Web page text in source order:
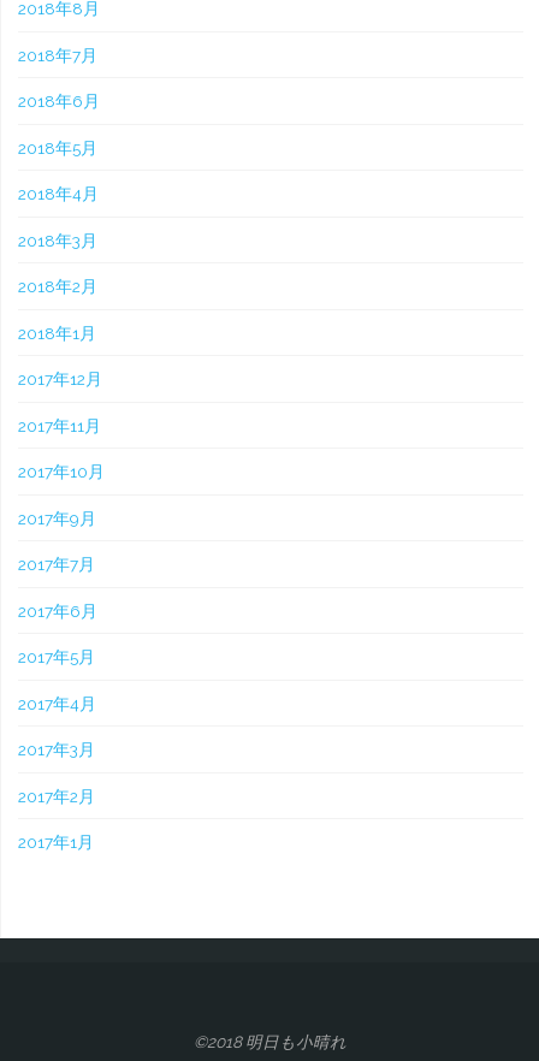
2018年8月
2018年7月
2018年6月
2018年5月
2018年4月
2018年3月
2018年2月
2018年1月
2017年12月
2017年11月
2017年10月
2017年9月
2017年7月
2017年6月
2017年5月
2017年4月
2017年3月
2017年2月
2017年1月
©2018 明日も小晴れ